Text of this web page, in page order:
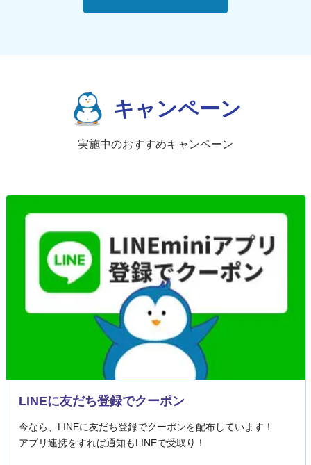
キャンペーン
実施中のおすすめキャンペーン
LINEに友だち登録でクーポン
今なら、LINEに友だち登録でクーポンを配布しています！
アプリ連携をすれば通知もLINEで受取り！